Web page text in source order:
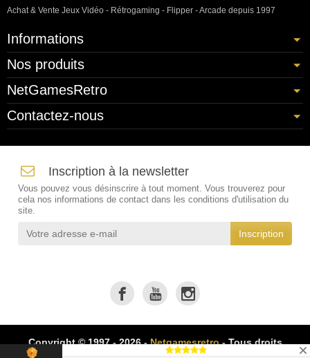
Achat & Vente Jeux Vidéo - Rétrogaming - Flipper - Arcade depuis 1997
Informations
Nos produits
NetGamesRetro
Contactez-nous
Inscription à la newsletter
Vous pouvez vous désinscrire à tout moment. Vous trouverez pour
cela nos informations de contact dans les conditions d'utilisation du
site.
Copyright © 1997 - 2026 -Netgamesretro- Tous droits
réservés